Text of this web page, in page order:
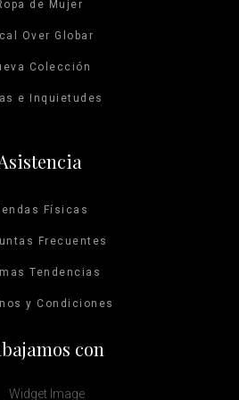
de Mujer
Over Globar
Colección
e Inquietudes
Físicas
Frecuentes
Tendencias
y Condiciones
con